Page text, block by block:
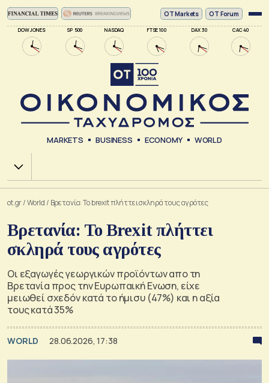
DOW JONES SP 500 NASDAQ FTSE 100 DAX 30 CAC 40
ΟΤ Markets OT Forum
MARKETS BUSINESS ECONOMY WORLD
Χ.Α.
ot.gr/World / Βρετανία: Το brexit πλήττει σκληρά τους αγρότες
Βρετανία: Το Brexit πλήττει
σκληρά τους αγρότες
Οι εξαγωγές γεωργικών προϊόντων απο τη
Βρετανία προς την Ευρωπαική Ενωση, είχε
μειωθεί σχεδόν κατά το ήμισυ (47%) και η αξία
τους κατά 35%
WORLD 28.06.2026, 17:38